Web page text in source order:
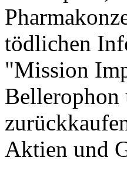
tödlichen
"Mission
Aktien und